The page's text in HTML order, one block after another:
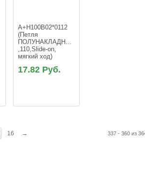
A+H100B02*0112
(Петля
ПОЛУНАКЛАДНАЯ
,110,Slide-on,
мягкий ход)
17.82 Руб.
337 - 360 из
16 →